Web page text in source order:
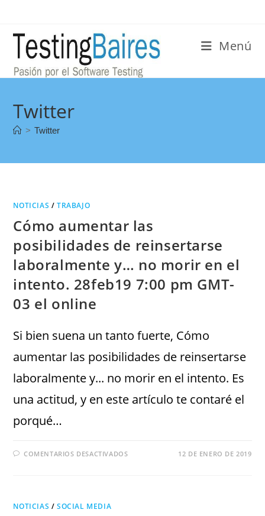
Menú
Twitter
> Twitter
NOTICIAS /TRABAJO
Cómo aumentar las
posibilidades de reinsertarse
laboralmente y… no morir en el
intento. 28feb19 7:00 pm GMT-
03 el online
Si bien suena un tanto fuerte, Cómo
aumentar las posibilidades de reinsertarse
laboralmente y... no morir en el intento. Es
una actitud, y en este artículo te contaré el
porqué…
COMENTARIOS DESACTIVADOS 12 DE ENERO DE 2019
NOTICIAS /SOCIAL MEDIA